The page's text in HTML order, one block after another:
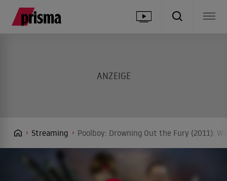
Streaming Poolboy: Drowning Out the Fury (2011):